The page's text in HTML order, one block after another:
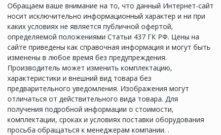
Обращаем ваше внимание на то, что данный Интернет-сайт
носит исключительно информационный характер и ни при
каких условиях не является публичной офертой,
определяемой положениями Статьи 437 ГК РФ. Цены на
сайте приведены как справочная информация и могут быть
изменены в любое время без предупреждения.
Производитель может изменить комплектацию,
характеристики и внешний вид товара без
предварительного уведомления. Изображения могут
отличаться от действительного вида товара. Для
получения подробной информации о стоимости,
комплектации, сроках и условиях поставки оборудования
просьба обращаться к менеджерам компании. .